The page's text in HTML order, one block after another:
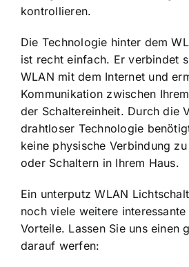
kontrollieren.
Die Technologie hinter dem
ist recht einfach. Er verbindet
WLAN mit dem Internet und
Kommunikation zwischen
der Schaltereinheit. Durch die
drahtloser Technologie
keine physische Verbindung
oder Schaltern in Ihrem Haus.
Ein unterputz WLAN
noch viele weitere interessante
Vorteile. Lassen Sie uns einen
darauf werfen: